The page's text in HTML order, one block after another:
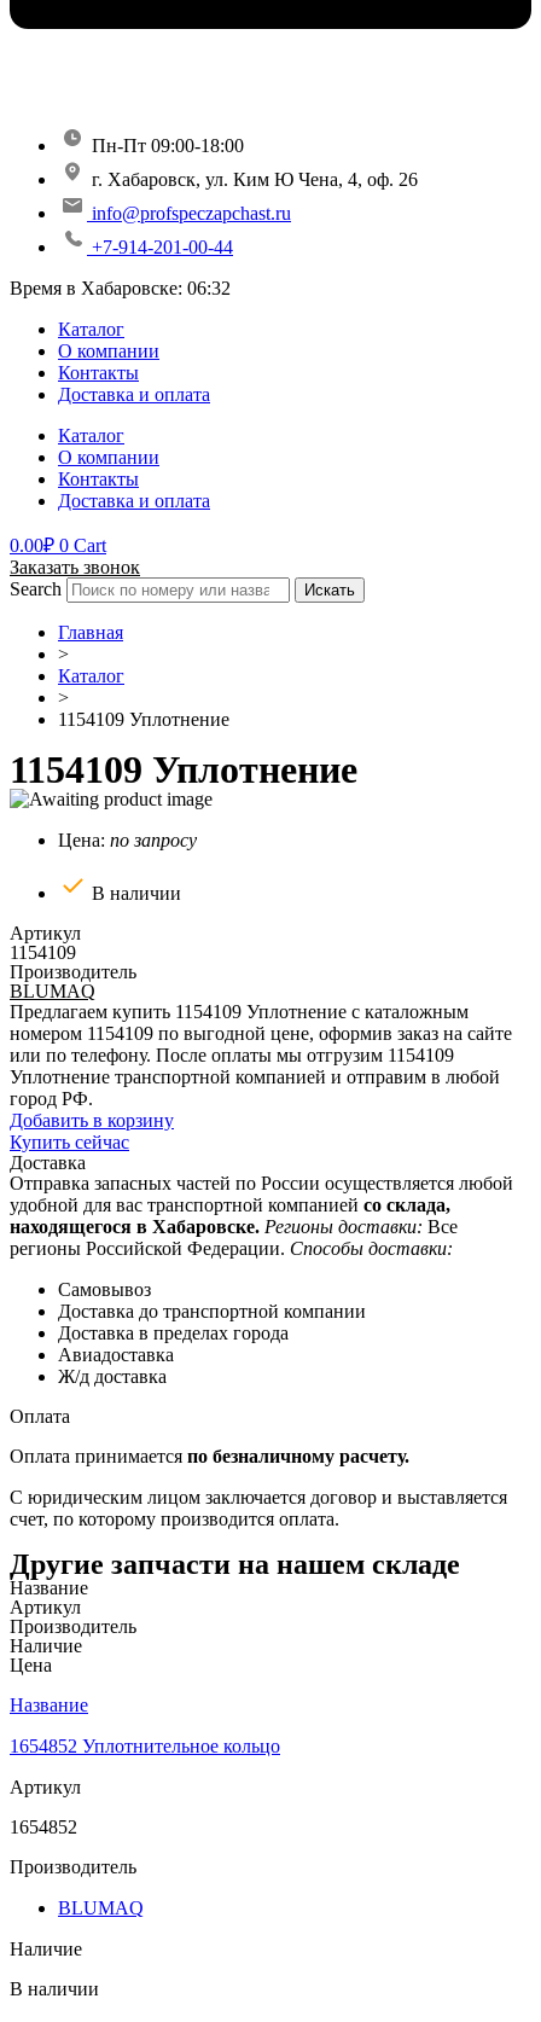
Пн-Пт 09:00-18:00
г. Хабаровск, ул. Ким Ю Чена, 4, оф. 26
info@profspeczapchast.ru
+7-914-201-00-44
Время в Хабаровске: 06:32
Каталог
О компании
Контакты
Доставка и оплата
Каталог
О компании
Контакты
Доставка и оплата
0.00₽ 0 Cart
Заказать звонок
Search
Искать
Главная
>
Каталог
>
1154109 Уплотнение
1154109 Уплотнение
Цена: по запросу
В наличии
Артикул
1154109
Производитель
BLUMAQ
Предлагаем купить 1154109 Уплотнение с каталожным
номером 1154109 по выгодной цене, оформив заказ на сайте
или по телефону. После оплаты мы отгрузим 1154109
Уплотнение транспортной компанией и отправим в любой
город РФ.
Добавить в корзину
Купить сейчас
Доставка
Отправка запасных частей по России осуществляется любой
удобной для вас транспортной компанией со склада,
находящегося в Хабаровске. Регионы доставки: Все
регионы Российской Федерации. Способы доставки:
Самовывоз
Доставка до транспортной компании
Доставка в пределах города
Авиадоставка
Ж/д доставка
Оплата
Оплата принимается по безналичному расчету.
С юридическим лицом заключается договор и выставляется
счет, по которому производится оплата.
Другие запчасти на нашем складе
Название
Артикул
Производитель
Наличие
Цена
Название
1654852 Уплотнительное кольцо
Артикул
1654852
Производитель
BLUMAQ
Наличие
В наличии